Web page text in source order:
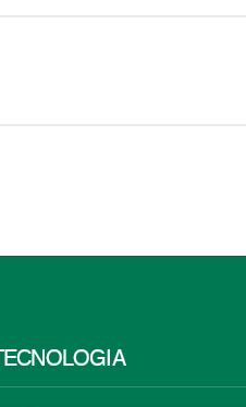
TECNOLOGÍA